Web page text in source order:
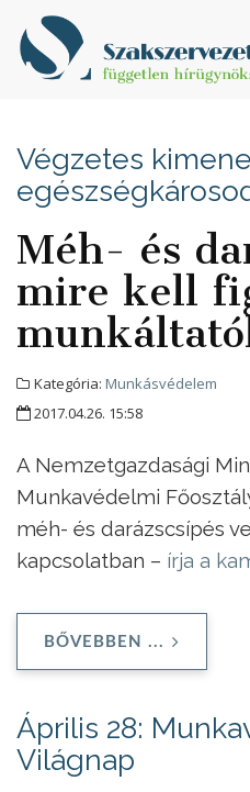
Végzetes
Méh- és
mire kell
Kategória: Munkásvédelem
2017.04.26. 15:58
A Nemzetgazdasági
Munkavédelmi
méh- és darázscsípés
kapcsolatban – írja a
BŐVEBBEN ...
Április 28:
Világnap